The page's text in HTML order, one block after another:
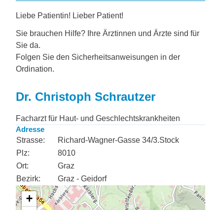
Liebe Patientin! Lieber Patient!
Sie brauchen Hilfe? Ihre Ärztinnen und Ärzte sind für
Sie da.
Folgen Sie den Sicherheitsanweisungen in der
Ordination.
Dr. Christoph Schrautzer
Facharzt für Haut- und Geschlechtskrankheiten
Adresse
Strasse:
Richard-Wagner-Gasse 34/3.Stock
Plz:
8010
Ort:
Graz
Bezirk:
Graz - Geidorf